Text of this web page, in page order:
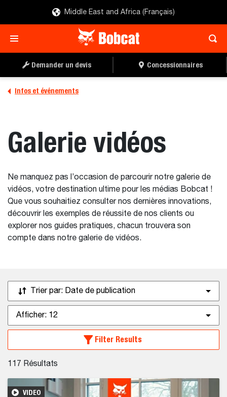
Middle East and Africa (Français)
Demander un devis Concessionnaires
Infos et événements
Galerie vidéos
Ne manquez pas l’occasion de parcourir notre galerie de
vidéos, votre destination ultime pour les médias Bobcat !
Que vous souhaitiez consulter nos dernières innovations,
découvrir les exemples de réussite de nos clients ou
explorer nos guides pratiques, chacun trouvera son
compte dans notre galerie de vidéos.
Trier par: Date de publication
Afficher: 12
Filter Results
117 Résultats
VIDEO